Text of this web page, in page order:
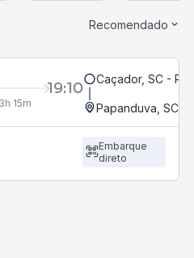
Recomendado
19:10
3h 15m
Caçador, SC -
Papanduva, SC
Embarque
direto